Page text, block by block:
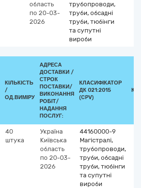
область
по 20-03-
2026
трубопроводи,
труби, обсадні
труби, тюбінги
та супутні
вироби
КІЛЬКІСТЬ
/
ОД.ВИМІРУ
АДРЕСА
ДОСТАВКИ /
СТРОК
ПОСТАВКИ/
ВИКОНАННЯ
РОБІТ/
НАДАННЯ
ПОСЛУГ:
КЛАСИФІКАТОР
ДК 021:2015
(CPV)
40
штука
Україна
Київська
область
по 20-03-
2026
44160000-9
Магістралі,
трубопроводи,
труби, обсадні
труби, тюбінги
та супутні
вироби